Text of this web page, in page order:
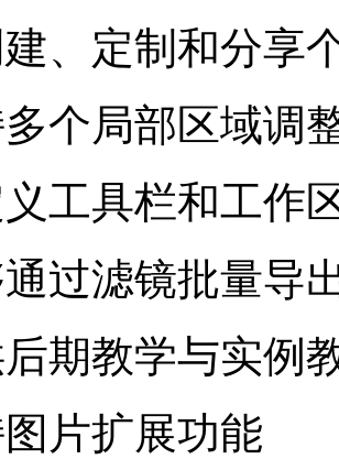
、定制和分享
个局部区域调
工具栏和工作
过滤镜批量导
期教学与实例
片扩展功能